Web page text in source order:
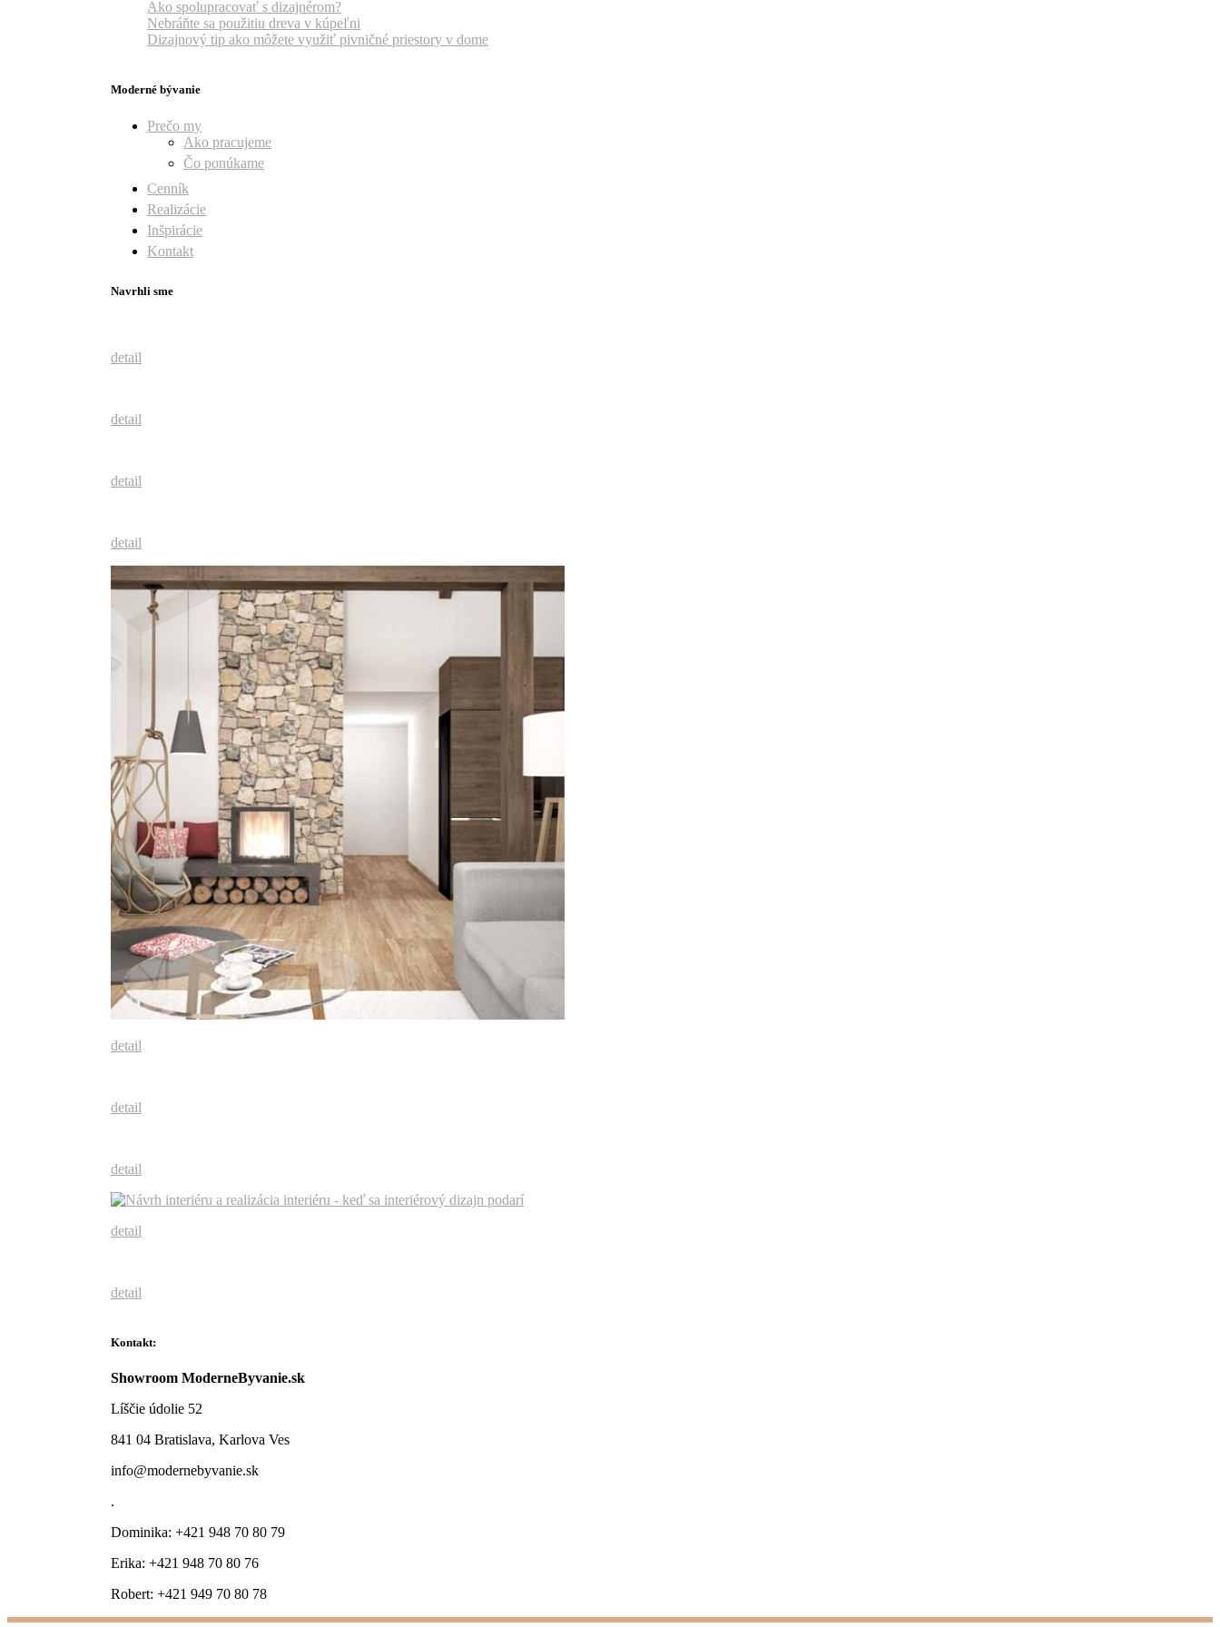
Ako spolupracovať s dizajnérom?
Nebráňte sa použitiu dreva v kúpeľni
Dizajnový tip ako môžete využiť pivničné priestory v dome
Moderné bývanie
Prečo my
Ako pracujeme
Čo ponúkame
Cenník
Realizácie
Inšpirácie
Kontakt
Navrhli sme
detail
detail
detail
detail
detail
detail
detail
detail
detail
Kontakt:
Showroom ModerneByvanie.sk
Líščie údolie 52
841 04 Bratislava, Karlova Ves
info@modernebyvanie.sk
.
Dominika: +421 948 70 80 79
Erika: +421 948 70 80 76
Robert: +421 949 70 80 78